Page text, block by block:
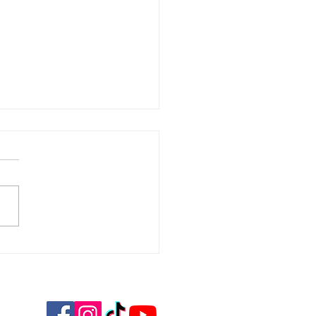
CDF 1/4 de finale